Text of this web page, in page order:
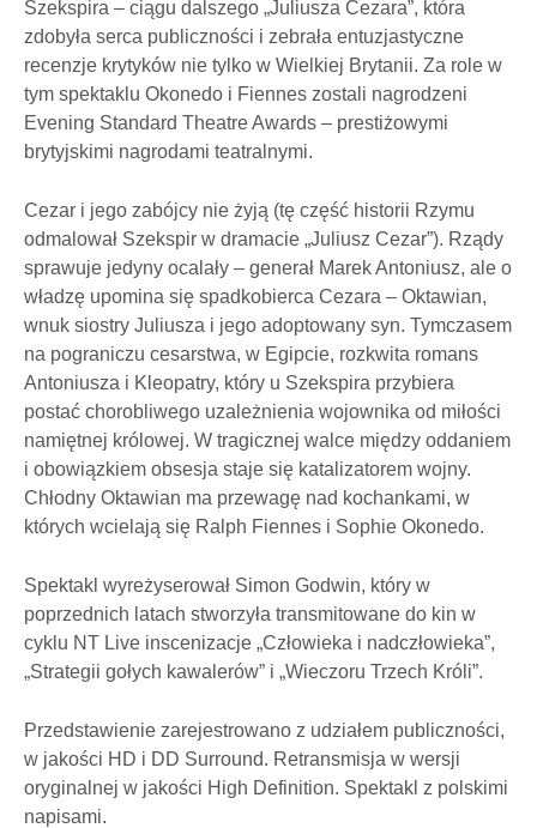
Szekspira – ciągu dalszego „Juliusza Cezara”, która
zdobyła serca publiczności i zebrała entuzjastyczne
recenzje krytyków nie tylko w Wielkiej Brytanii. Za role w
tym spektaklu Okonedo i Fiennes zostali nagrodzeni
Evening Standard Theatre Awards – prestiżowymi
brytyjskimi nagrodami teatralnymi.
Cezar i jego zabójcy nie żyją (tę część historii Rzymu
odmalował Szekspir w dramacie „Juliusz Cezar”). Rządy
sprawuje jedyny ocalały – generał Marek Antoniusz, ale o
władzę upomina się spadkobierca Cezara – Oktawian,
wnuk siostry Juliusza i jego adoptowany syn. Tymczasem
na pograniczu cesarstwa, w Egipcie, rozkwita romans
Antoniusza i Kleopatry, który u Szekspira przybiera
postać chorobliwego uzależnienia wojownika od miłości
namiętnej królowej. W tragicznej walce między oddaniem
i obowiązkiem obsesja staje się katalizatorem wojny.
Chłodny Oktawian ma przewagę nad kochankami, w
których wcielają się Ralph Fiennes i Sophie Okonedo.
Spektakl wyreżyserował Simon Godwin, który w
poprzednich latach stworzyła transmitowane do kin w
cyklu NT Live inscenizacje „Człowieka i nadczłowieka”,
„Strategii gołych kawalerów” i „Wieczoru Trzech Króli”.
Przedstawienie zarejestrowano z udziałem publiczności,
w jakości HD i DD Surround. Retransmisja w wersji
oryginalnej w jakości High Definition. Spektakl z polskimi
napisami.